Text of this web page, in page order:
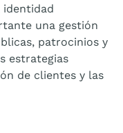
identidad
una gestión
patrocinios y
estrategias
de clientes y las